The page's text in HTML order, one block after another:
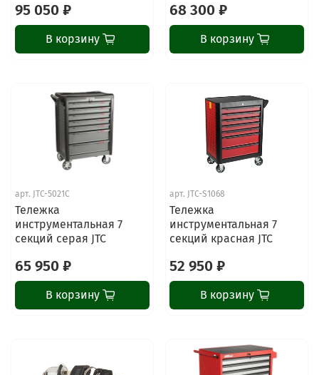
95 050 ₽
В корзину
68 300 ₽
В корзину
арт. JTC-5021C
Тележка
инструментальная 7
секций серая JTC
65 950 ₽
В корзину
арт. JTC-S1068
Тележка
инструментальная 7
секций красная JTC
52 950 ₽
В корзину